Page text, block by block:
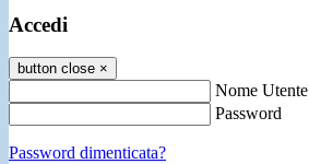
Accedi
button close ×
Nome Utente
Password
Password dimenticata?